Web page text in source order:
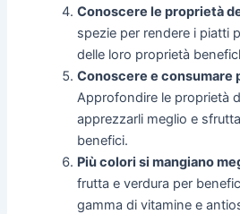
Conoscere le proprietà
spezie per rendere i piatti
delle loro proprietà
Conoscere e consumare
Approfondire le proprietà
apprezzarli meglio e
benefici.
Più colori si mangiano
frutta e verdura per
gamma di vitamine e